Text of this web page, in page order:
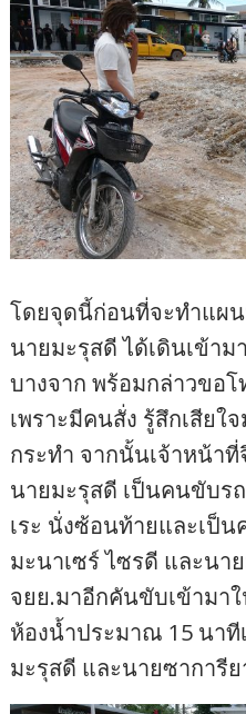
โดยจุดนี้ก่อนที่จะทำแผ
นายมะรุสดี ได้เดินเข้า
บางจาก พร้อมกล่าวขอ
เพราะมีคนสั่ง รู้สึกเสียใ
กระทำ จากนั้นเจ้าหน้า
นายมะรุสดี เป็นคนขับร
เระ นั่งซ้อนท้ายและเป็
มะนาเซร์ ไซรดี และนา
จยย.มาอีกคันขับเข้ามา
ห้องน้ำประมาณ 15 นา
มะรุสดี และนายซาการีย